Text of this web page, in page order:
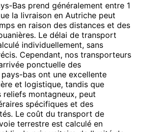
Bas prend généralement entre 1
la livraison en Autriche peut
en raison des distances et des
Le délai de transport
individuellement, sans
Cependant, nos transporteurs
ponctuelle des
bas ont une excellente
et logistique, tandis que
reliefs montagneux, peut
spécifiques et des
Le coût du transport de
terrestre est calculé en